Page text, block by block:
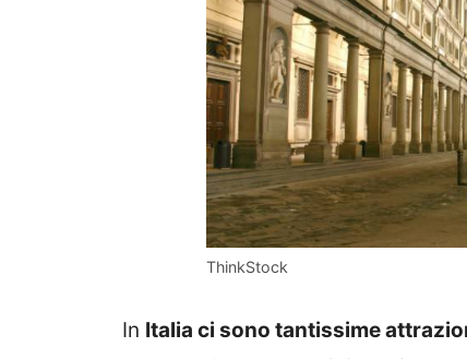
ThinkStock
In Italia ci sono tantissime